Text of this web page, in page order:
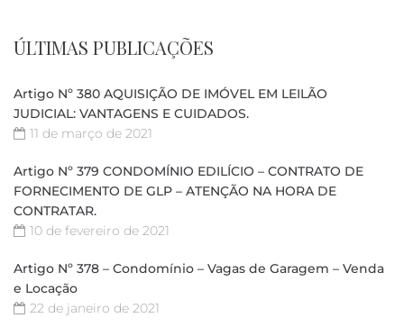
ÚLTIMAS PUBLICAÇÕES
Artigo Nº 380 AQUISIÇÃO DE IMÓVEL EM LEILÃO
JUDICIAL: VANTAGENS E CUIDADOS.
11 de março de 2021
Artigo Nº 379 CONDOMÍNIO EDILÍCIO – CONTRATO DE
FORNECIMENTO DE GLP – ATENÇÃO NA HORA DE
CONTRATAR.
10 de fevereiro de 2021
Artigo Nº 378 – Condomínio – Vagas de Garagem – Venda
e Locação
22 de janeiro de 2021